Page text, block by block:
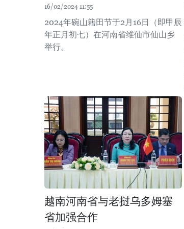
16/02/2024 11:55
2024年碗山籍田节于2月16日（即甲辰
年正月初七）在河南省维仙市仙山乡
举行。
越南河南省与老挝乌多姆塞
省加强合作